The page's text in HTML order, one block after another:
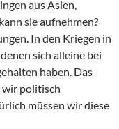
aus Asien,
sie aufnehmen?
In den Kriegen in
sich alleine bei
haben. Das
wir politisch
müssen wir diese